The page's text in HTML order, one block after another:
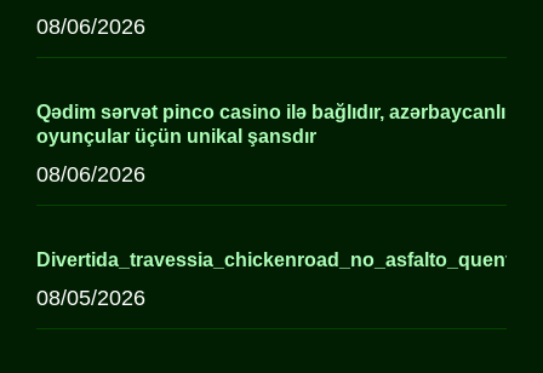
08/06/2026
Qədim sərvət pinco casino ilə bağlıdır, azərbaycanlı
oyunçular üçün unikal şansdır
08/06/2026
08/05/2026